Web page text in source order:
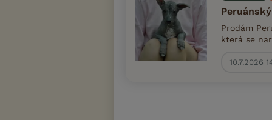
Prodám
která se
10.7.2026